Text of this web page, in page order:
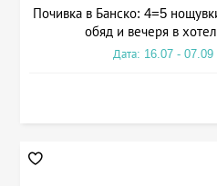
Почивка в Банско: 4=5
обяд и вечеря в
Дата: 16.07 - 07.09